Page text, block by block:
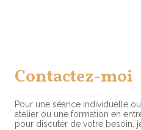
Contactez-moi
Pour une séance individuelle
atelier ou une formation en
pour discuter de votre besoin,